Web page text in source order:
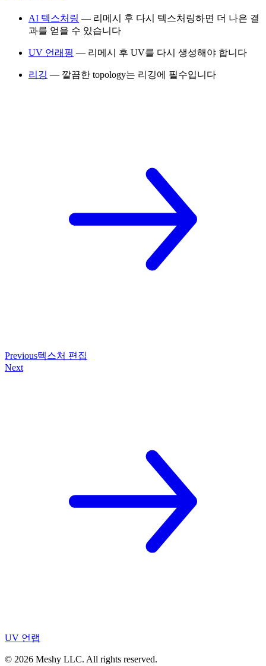
AI 텍스처링 — 리메시 후 다시 텍스처링하면 더 나은 결
과를 얻을 수 있습니다
UV 언래핑 — 리메시 후 UV를 다시 생성해야 합니다
리깅 — 깔끔한 topology는 리깅에 필수입니다
Previous텍스처 편집
Next
UV 언랩
© 2026 Meshy LLC. All rights reserved.